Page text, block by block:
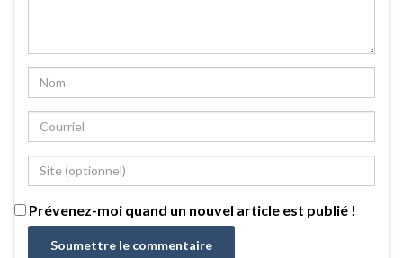
Prévenez-moi quand un nouvel article est publié !